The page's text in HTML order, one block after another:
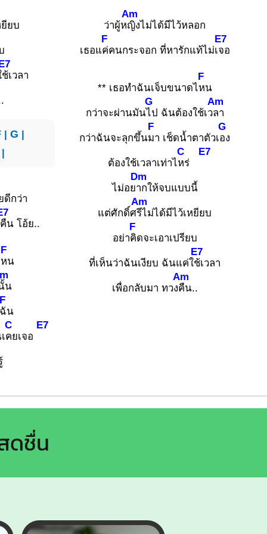
ยบ
ช้เวลา
|G |
ดีกว่า
คืน โอ้ย..
F
หน
น
ฉัน
C
คยเจอ
E7
ว่าผู้ห
Am
ญิงไม่ได้มีไว้หลอก
เธอแ
F
ค่คนกระจอก ที่หารักแท้ไม่เ
E7
จอ
** เธอทำฉันเจ็บขนาดไ
F
หน
กว่าจะผ่านมัน
G
ไป ฉันต้องใช้เว
Am
ลา
กว่าฉันจะลุกขึ้น
F
มา เช็ดน้ำตาตัวเ
G
อง
ต้องใช้เวลาเท่าไ
C
หร่
E7
ไม่อย
Dm
ากให้จบแบบนี้
แต่ศักดิ์ศ
Am
รีไม่ได้มีไว้เหยียบ
อย่า
F
คิดจะเอาเปรียบ
ที่เห็นว่าฉันเงียบ ฉันแค่ใ
E7
ช้เวลา
เพื่อกลับมา ทวง
Am
คืน..
ดชื่น